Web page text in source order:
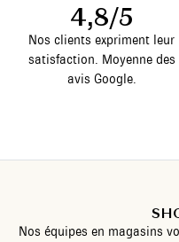
4,8/5
Nos clients expriment leur
satisfaction. Moyenne des
avis Google.
Nos équipes en magasins